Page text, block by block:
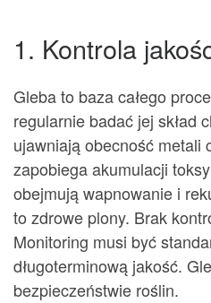
1. Kontrola
Gleba to baza całego
regularnie badać jej skład
ujawniają obecność metali
zapobiega akumulacji
obejmują wapnowanie i
to zdrowe plony. Brak
Monitoring musi być
długoterminową jakość.
bezpieczeństwie roślin.